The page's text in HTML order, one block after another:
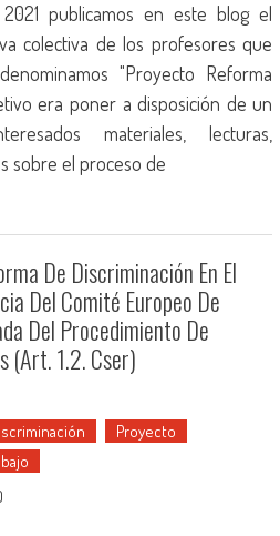
publicamos en este blog el
colectiva de los profesores que
"Proyecto Reforma
era poner a disposición de un
materiales, lecturas,
sobre el proceso de
De Discriminación En El
Del Comité Europeo De
Del Procedimiento De
(art. 1.2. Cser)
Proyecto